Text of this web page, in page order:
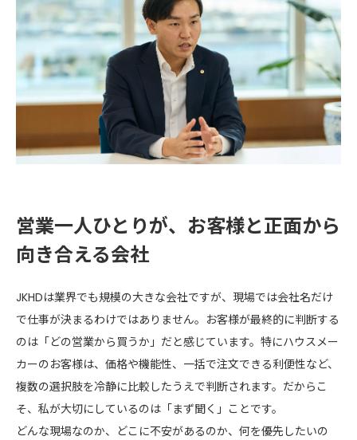
営業一人ひとりが、お客様と正面から
向き合える会社
JKHDは業界でも規模の大きな会社ですが、現場では会社名だけ
で仕事が決まるわけではありません。お客様が最終的に判断する
のは「どの営業から買うか」だと感じています。特にハウスメー
カーのお客様は、価格や機能性、一括で注文できる利便性など、
複数の選択肢を冷静に比較したうえで判断されます。だからこ
そ、私が大切にしているのは「まず聞く」ことです。
どんな現場なのか、どこに不安があるのか、何を優先したいの